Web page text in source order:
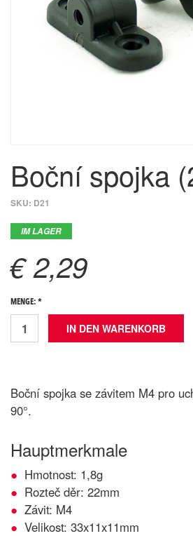
Boční spojka
SKU: D21
IM LAGER
€ 2,29
MENGE: *
Boční spojka se závitem M4 pro
90°.
Hauptmerkmale
Hmotnost: 1,8g
Rozteč děr: 22mm
Závit: M4
Velikost: 33x11x11mm